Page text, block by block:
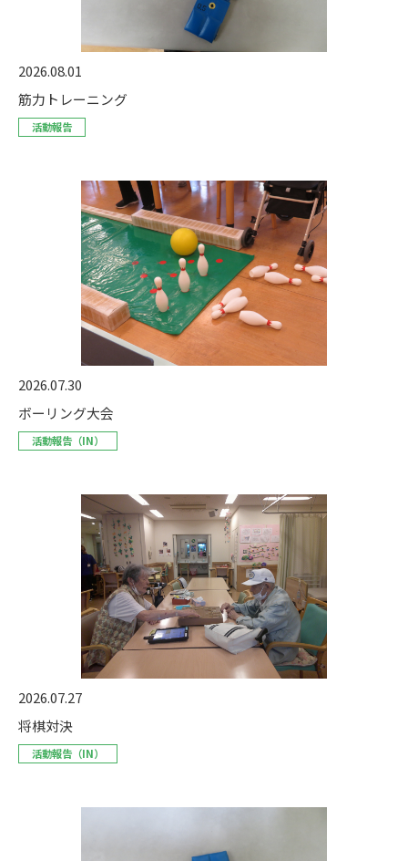
2026.08.01
筋力トレーニング
活動報告
2026.07.30
ボーリング大会
活動報告（IN）
2026.07.27
将棋対決
活動報告（IN）